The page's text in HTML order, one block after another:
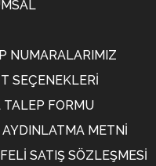
NUMARALARIMIZ
SEÇENEKLERI
TALEP FORMU
METNİ
SATIŞ SÖZLEŞMESI